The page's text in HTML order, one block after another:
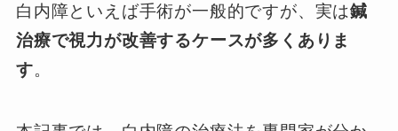
白内障といえば手術が一般的ですが、実は鍼
治療で視力が改善するケースが多くありま
す。